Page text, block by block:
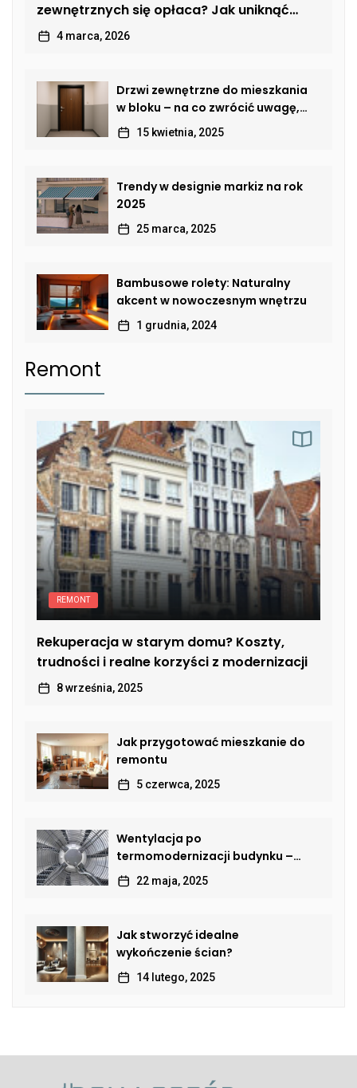
zewnętrznych się opłaca? Jak uniknąć
kosztownych usterek
4 marca, 2026
Drzwi zewnętrzne do mieszkania
w bloku – na co zwrócić uwagę,
by połączyć bezpieczeństwo,
estetykę i komfort?
15 kwietnia, 2025
Trendy w designie markiz na rok
2025
25 marca, 2025
Bambusowe rolety: Naturalny
akcent w nowoczesnym wnętrzu
1 grudnia, 2024
Remont
REMONT
Rekuperacja w starym domu? Koszty,
trudności i realne korzyści z modernizacji
8 września, 2025
Jak przygotować mieszkanie do
remontu
5 czerwca, 2025
Wentylacja po
termomodernizacji budynku –
jak przywrócić sprawną wymianę
powietrza?
22 maja, 2025
Jak stworzyć idealne
wykończenie ścian?
14 lutego, 2025